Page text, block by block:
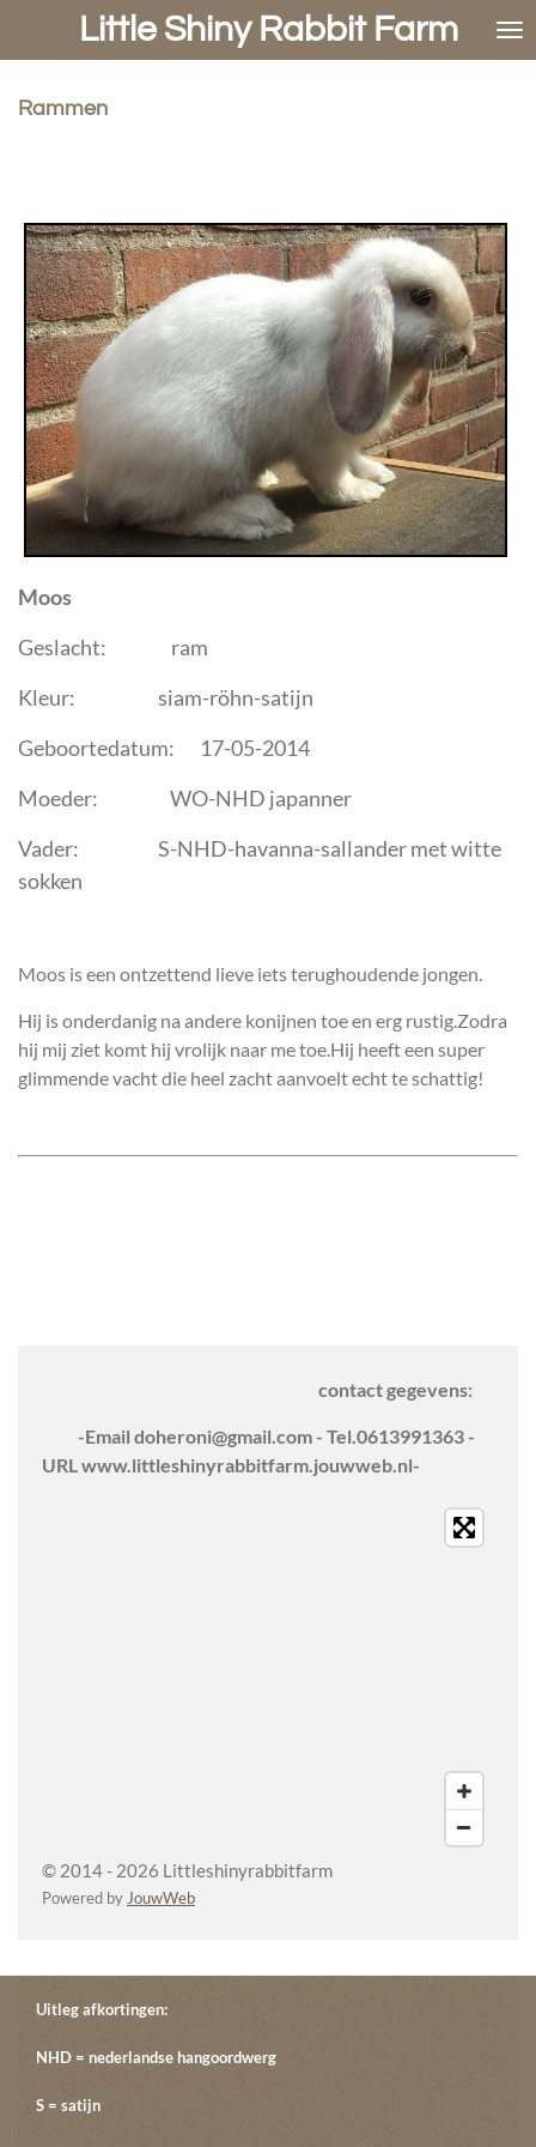
de
Little Shiny Rabbit Farm
Rammen
Moos
Geslacht: ram
Kleur: siam-röhn-satijn
Geboortedatum: 17-05-2014
Moeder: WO-NHD japanner
Vader: S-NHD-havanna-sallander met witte
sokken
Moos is een ontzettend lieve iets terughoudende jongen.
Hij is onderdanig na andere konijnen toe en erg rustig.Zodra
hij mij ziet komt hij vrolijk naar me toe.Hij heeft een super
glimmende vacht die heel zacht aanvoelt echt te schattig!
contact gegevens:
-Email doheroni@gmail.com - Tel.0613991363 -
URL www.littleshinyrabbitfarm.jouwweb.nl-
© 2014 - 2026 Littleshinyrabbitfarm
Powered by JouwWeb
Uitleg afkortingen:
NHD = nederlandse hangoordwerg
S = satijn